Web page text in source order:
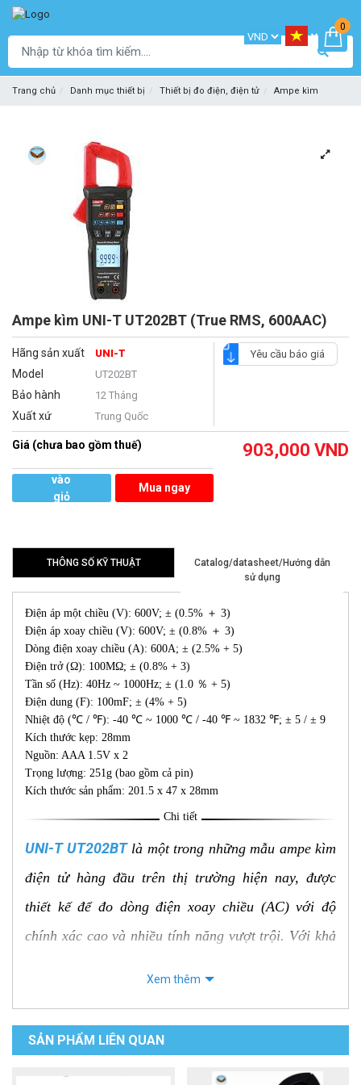
0
Trang chủ Danh mục thiết bị Thiết bị đo điện, điện tử Ampe kìm
Ampe kìm UNI-T UT202BT (True RMS, 600AAC)
Hãng sản xuất UNI-T
Model UT202BT
Bảo hành 12 Tháng
Xuất xứ Trung Quốc
Yêu cầu báo giá
Giá (chưa bao gồm thuế) 903,000 VND
vào
giỏ
Mua ngay
THÔNG SỐ KỸ THUẬT
Catalog/datasheet/Hướng dẫn
sử dụng
Điện áp một chiều (V): 600V; ± (0.5% ＋ 3)
Điện áp xoay chiều (V): 600V; ± (0.8% ＋ 3)
Dòng điện xoay chiều (A): 600A; ± (2.5% + 5)
Điện trở (Ω): 100MΩ; ± (0.8% + 3)
Tần số (Hz): 40Hz ~ 1000Hz; ± (1.0 ％ + 5)
Điện dung (F): 100mF; ± (4% + 5)
Nhiệt độ (℃ / ℉): -40 ℃ ~ 1000 ℃ / -40 ℉ ~ 1832 ℉; ± 5 / ± 9
Kích thước kẹp: 28mm
Nguồn: AAA 1.5V x 2
Trọng lượng: 251g (bao gồm cả pin)
Kích thước sản phẩm: 201.5 x 47 x 28mm
Chi tiết
UNI-T UT202BTlà một trong những mẫu ampe kìm
điện tử hàng đầu trên thị trường hiện nay, được
thiết kế để đo dòng điện xoay chiều (AC) với độ
chính xác cao và nhiều tính năng vượt trội. Với khả
kỹ thuật viên điện, kỹ sư điện và những người làm
việc trong lĩnh vực điện tử.
Xem thêm
SẢN PHẨM LIÊN QUAN